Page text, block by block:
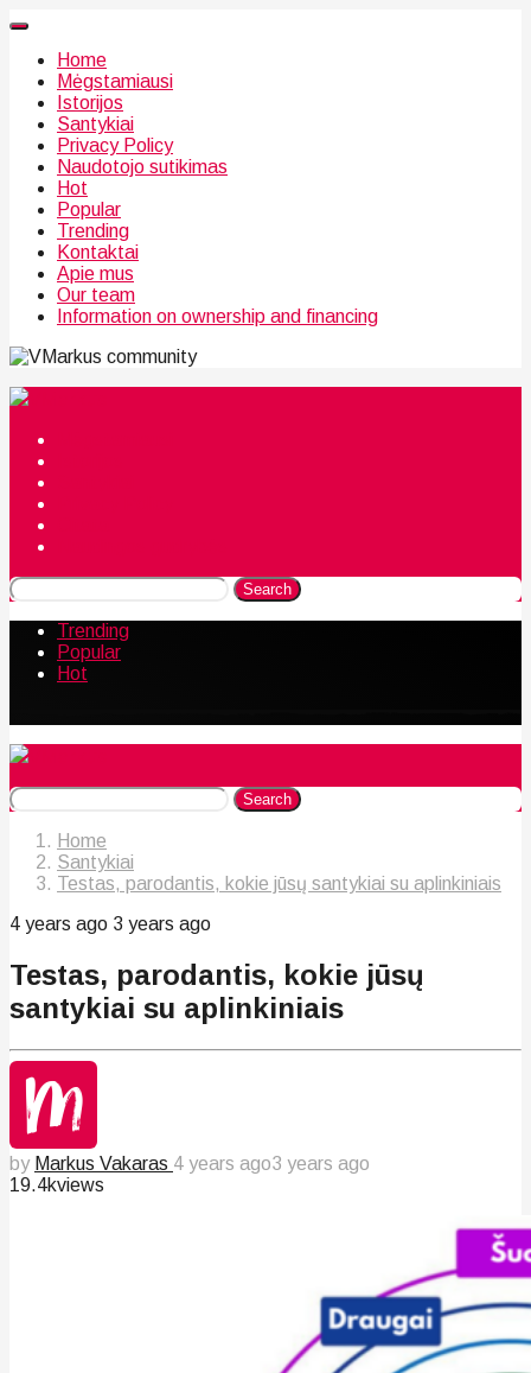
Home
Mėgstamiausi
Istorijos
Santykiai
Privacy Policy
Naudotojo sutikimas
Hot
Popular
Trending
Kontaktai
Apie mus
Our team
Information on ownership and financing
community
Search
Trending
Popular
Hot
Search
Home
Santykiai
Testas, parodantis, kokie jūsų santykiai su aplinkiniais
4 years ago 3 years ago
Testas, parodantis, kokie jūsų
santykiai su aplinkiniais
by Markus Vakaras 4 years ago3 years ago
19.4kviews